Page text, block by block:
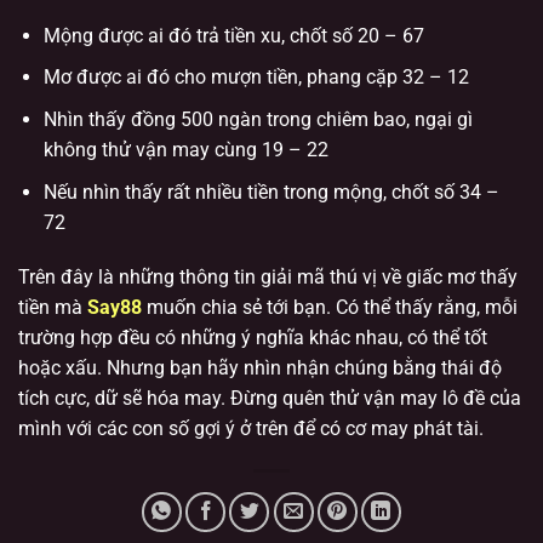
Mộng được ai đó trả tiền xu, chốt số 20 – 67
Mơ được ai đó cho mượn tiền, phang cặp 32 – 12
Nhìn thấy đồng 500 ngàn trong chiêm bao, ngại gì
không thử vận may cùng 19 – 22
Nếu nhìn thấy rất nhiều tiền trong mộng, chốt số 34 –
72
Trên đây là những thông tin giải mã thú vị về giấc mơ thấy
tiền mà Say88 muốn chia sẻ tới bạn. Có thể thấy rằng, mỗi
trường hợp đều có những ý nghĩa khác nhau, có thể tốt
hoặc xấu. Nhưng bạn hãy nhìn nhận chúng bằng thái độ
tích cực, dữ sẽ hóa may. Đừng quên thử vận may lô đề của
mình với các con số gợi ý ở trên để có cơ may phát tài.